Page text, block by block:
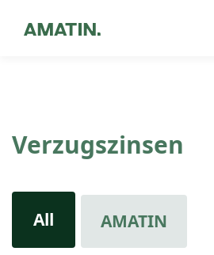
Verzugszinsen
All AMATIN